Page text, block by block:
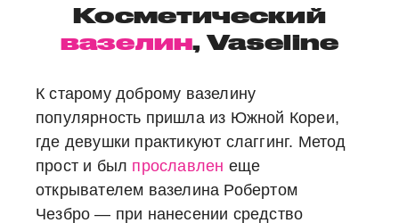
Косметический
вазелин, Vaseline
К старому доброму вазелину
популярность пришла из Южной Кореи,
где девушки практикуют слаггинг. Метод
прост и был прославлен еще
открывателем вазелина Робертом
Чезбро — при нанесении средство